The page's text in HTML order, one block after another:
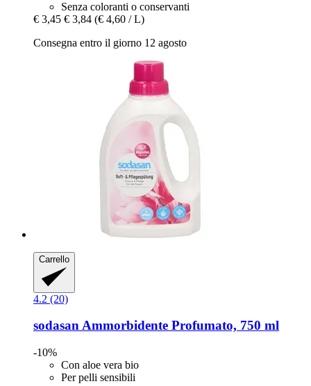
Senza coloranti o conservanti
€ 3,45 € 3,84 (€ 4,60 / L)
Consegna entro il giorno 12 agosto
Carrello
4.2 (20)
sodasanAmmorbidente Profumato, 750 ml
-10%
Con aloe vera bio
Per pelli sensibili